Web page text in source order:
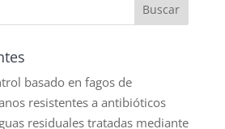
basado en fagos de
resistentes a antibióticos
residuales tratadas mediante